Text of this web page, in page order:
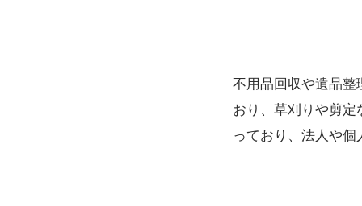
不用品回収や遺品整
おり、草刈りや剪
っており、法人や